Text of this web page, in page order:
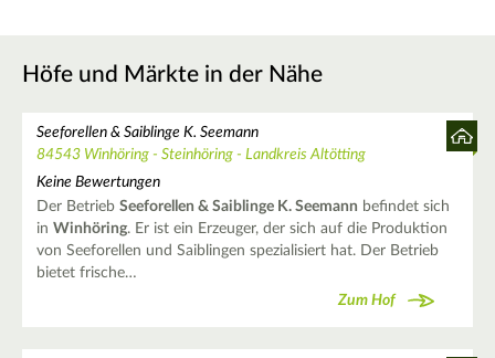
Höfe und Märkte in der Nähe
Seeforellen & Saiblinge K. Seemann
84543 Winhöring - Steinhöring - Landkreis Altötting
Keine Bewertungen
Der Betrieb Seeforellen & Saiblinge K. Seemann befindet sich
in Winhöring. Er ist ein Erzeuger, der sich auf die Produktion
von Seeforellen und Saiblingen spezialisiert hat. Der Betrieb
bietet frische…
Zum Hof